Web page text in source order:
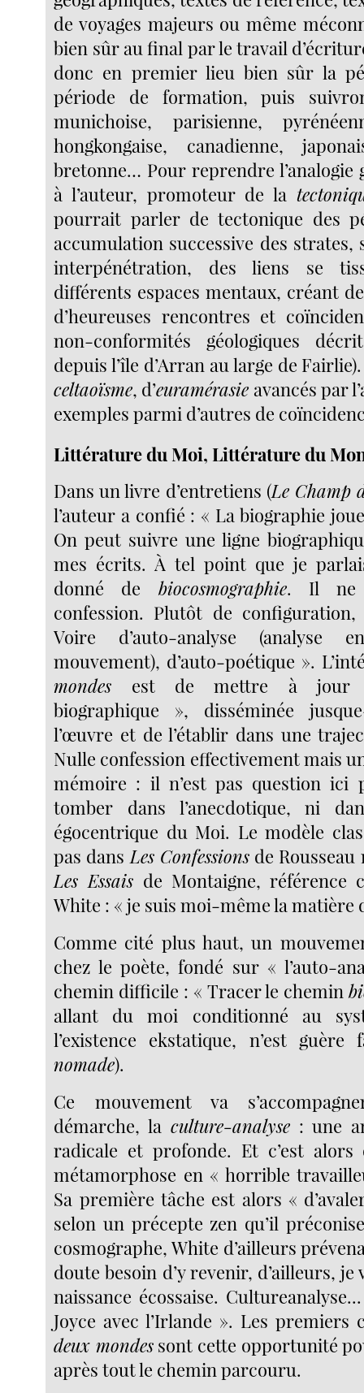
de voyages majeurs ou même
bien sûr au final par le travail
donc en premier lieu bien sûr la
période de formation, puis
munichoise, parisienne,
hongkongaise, canadienne,
bretonne… Pour reprendre l’analogie
à l’auteur, promoteur de la
pourrait parler de tectonique des
accumulation successive des strates,
interpénétration, des liens se
différents espaces mentaux, créant
d’heureuses rencontres et
non-conformités géologiques
depuis l’île d’Arran au large de
celtaoïsme, d’euramérasie avancés par
exemples parmi d’autres de
Littérature du Moi, Littérature du
Dans un livre d’entretiens (Le Champ
l’auteur a confié : « La biographie
On peut suivre une ligne
mes écrits. À tel point que je
donné debiocosmographie. Il ne
confession. Plutôt de configuration,
Voire d’auto-analyse (analyse
mouvement), d’auto-poétique ».
mondes est de mettre à jour
biographique », disséminée
l’œuvre et de l’établir dans une
Nulle confession effectivement mais
mémoire : il n’est pas question ici
tomber dans l’anecdotique, ni
égocentrique du Moi. Le modèle
pas dansLes Confessionsde
Les Essais de Montaigne, référence
White : « je suis moi-même la matière
Comme cité plus haut, un
chez le poète, fondé sur « l’auto-
chemin difficile : « Tracer le chemin
allant du moi conditionné au
l’existence ekstatique, n’est
nomade).
Ce mouvement va
démarche, la culture-analyse : une
radicale et profonde. Et c’est alors
métamorphose en « horrible
Sa première tâche est alors «
selon un précepte zen qu’il
cosmographe, White d’ailleurs
doute besoin d’y revenir, d’ailleurs,
naissance écossaise.
Joyce avec l’Irlande ». Les premiers
deux mondessont cette opportunité
après tout le chemin parcouru.